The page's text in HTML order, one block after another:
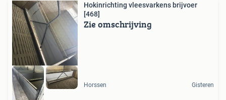
Hokinrichting vleesvarkens brijvoer
[468]
Zie omschrijving
Horssen Gisteren